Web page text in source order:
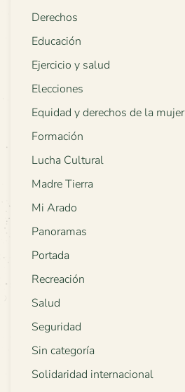
Derechos
Educación
Ejercicio y salud
Elecciones
Equidad y derechos de la mujer
Formación
Lucha Cultural
Madre Tierra
Mi Arado
Panoramas
Portada
Recreación
Salud
Seguridad
Sin categoría
Solidaridad internacional